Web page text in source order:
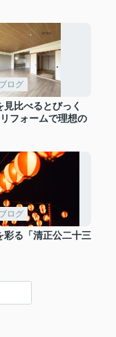
ログ
見比べるとびっく
フォームで理想の
ログ
彩る「清正公二十三